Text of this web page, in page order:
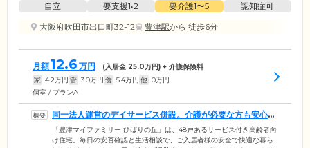
自立 要支援1•2 要介護1〜5
認知症可
大阪府吹田市出口町32-12
豊津駅から 徒歩6分
月額12.6 万円 (入居金 25.0万円) + 介護保険料
家 4.2万円 管 3.0万円 食 5.4万円 他 0万円
個室 / プランA
同一法人運営のデイサービス併設。介護が必要な方も安心で
す
「豊津マイファミリー ひばりの丘」は、48戸あるサービス付き高齢者向
け住宅。毎日の安否確認と生活相談で、ご入居者様の安全で快適な暮ら